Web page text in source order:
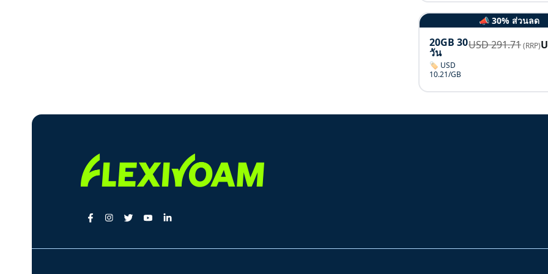
📣 30% ส่วนลด
20GB 30
วัน
🏷️ USD
10.21/GB
USD291.71(RRP)